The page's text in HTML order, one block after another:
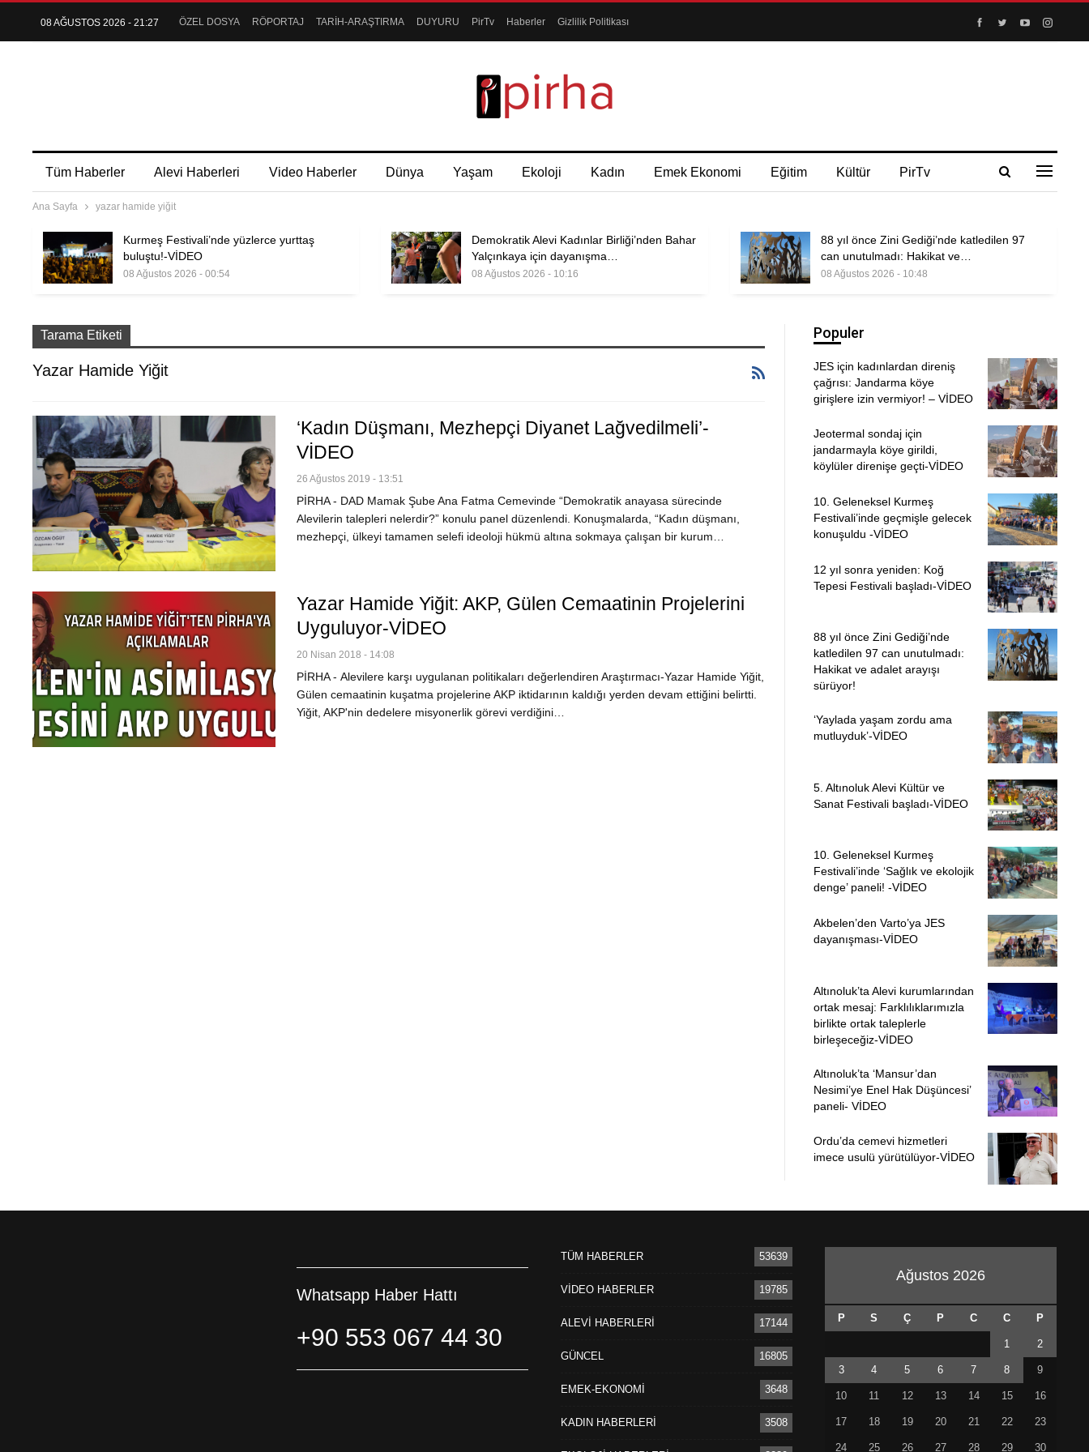
08 AĞUSTOS 2026 - 21:27 ÖZEL DOSYA RÖPORTAJ TARİH-ARAŞTIRMA DUYURU PirTv Haberler Gizlilik Politikası
Tüm Haberler Alevi Haberleri Video Haberler Dünya Yaşam Ekoloji Kadın Emek Ekonomi Eğitim Kültür PirTv
Ana Sayfa yazar hamide yiğit
Kurmeş Festivali’nde yüzlerce yurttaş
buluştu!-VİDEO
08 Ağustos 2026 - 00:54
Demokratik Alevi Kadınlar Birliği’nden Bahar
Yalçınkaya için dayanışma…
08 Ağustos 2026 - 10:16
88 yıl önce Zini Gediği’nde katledilen 97
can unutulmadı: Hakikat ve…
08 Ağustos 2026 - 10:48
Tarama Etiketi
Yazar Hamide Yiğit
‘Kadın Düşmanı, Mezhepçi Diyanet Lağvedilmeli’-
VİDEO
26 Ağustos 2019 - 13:51
PİRHA - DAD Mamak Şube Ana Fatma Cemevinde “Demokratik anayasa sürecinde
Alevilerin talepleri nelerdir?” konulu panel düzenlendi. Konuşmalarda, “Kadın düşmanı,
mezhepçi, ülkeyi tamamen selefi ideoloji hükmü altına sokmaya çalışan bir kurum…
Yazar Hamide Yiğit: AKP, Gülen Cemaatinin Projelerini
Uyguluyor-VİDEO
20 Nisan 2018 - 14:08
PİRHA - Alevilere karşı uygulanan politikaları değerlendiren Araştırmacı-Yazar Hamide Yiğit,
Gülen cemaatinin kuşatma projelerine AKP iktidarının kaldığı yerden devam ettiğini belirtti.
Yiğit, AKP'nin dedelere misyonerlik görevi verdiğini…
Populer
JES için kadınlardan direniş
çağrısı: Jandarma köye
girişlere izin vermiyor! – VİDEO
Jeotermal sondaj için
jandarmayla köye girildi,
köylüler direnişe geçti-VİDEO
10. Geleneksel Kurmeş
Festivali’inde geçmişle gelecek
konuşuldu -VİDEO
12 yıl sonra yeniden: Koğ
Tepesi Festivali başladı-VİDEO
88 yıl önce Zini Gediği’nde
katledilen 97 can unutulmadı:
Hakikat ve adalet arayışı
sürüyor!
‘Yaylada yaşam zordu ama
mutluyduk’-VİDEO
5. Altınoluk Alevi Kültür ve
Sanat Festivali başladı-VİDEO
10. Geleneksel Kurmeş
Festivali’inde ‘Sağlık ve ekolojik
denge’ paneli! -VİDEO
Akbelen’den Varto’ya JES
dayanışması-VİDEO
Altınoluk’ta Alevi kurumlarından
ortak mesaj: Farklılıklarımızla
birlikte ortak taleplerle
birleşeceğiz-VİDEO
Altınoluk’ta ‘Mansur’dan
Nesimi’ye Enel Hak Düşüncesi’
paneli- VİDEO
Ordu’da cemevi hizmetleri
imece usulü yürütülüyor-VİDEO
Whatsapp Haber Hattı
+90 553 067 44 30
TÜM HABERLER 53639
VİDEO HABERLER 19785
ALEVİ HABERLERİ 17144
GÜNCEL 16805
EMEK-EKONOMİ 3648
KADIN HABERLERİ 3508
Ağustos 2026
P S Ç P C C P
1 2
3 4 5 6 7 8 9
10 11 12 13 14 15 16
17 18 19 20 21 22 23
24 25 26 27 28 29 30